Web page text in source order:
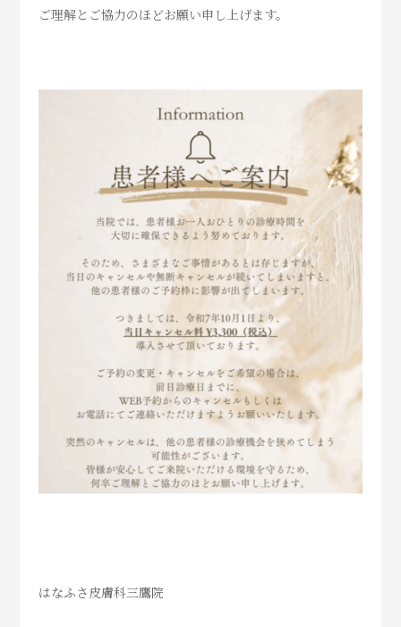
ご理解とご協力のほどお願い申し上げます。
はなふさ皮膚科三鷹院 ⁡